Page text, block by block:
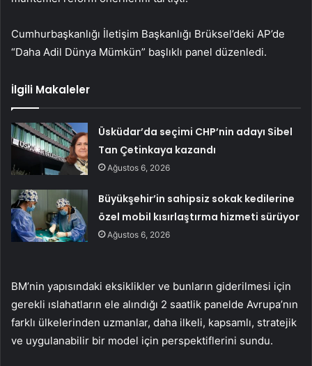
Cumhurbaşkanlığı İletişim Başkanlığı Brüksel’deki AP’de
“Daha Adil Dünya Mümkün” başlıklı panel düzenledi.
İlgili Makaleler
Üsküdar’da seçimi CHP’nin adayı Sibel
Tan Çetinkaya kazandı
Ağustos 6, 2026
Büyükşehir’in sahipsiz sokak kedilerine
özel mobil kısırlaştırma hizmeti sürüyor
Ağustos 6, 2026
BM’nin yapısındaki eksiklikler ve bunların giderilmesi için
gerekli ıslahatların ele alındığı 2 saatlik panelde Avrupa’nın
farklı ülkelerinden uzmanlar, daha ilkeli, kapsamlı, stratejik
ve uygulanabilir bir model için perspektiflerini sundu.